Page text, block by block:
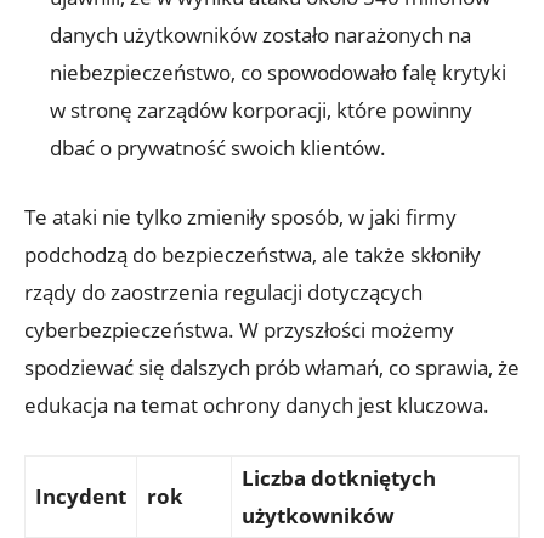
danych użytkowników zostało narażonych na
niebezpieczeństwo, co spowodowało​ falę krytyki
w ​stronę zarządów ⁣korporacji, które powinny
dbać o ⁤prywatność​ swoich klientów.
Te ataki ⁣nie tylko zmieniły ⁣sposób, w ⁤jaki ​firmy
podchodzą do bezpieczeństwa, ale także skłoniły
rządy⁤ do zaostrzenia regulacji dotyczących
cyberbezpieczeństwa. W przyszłości‍ możemy​
spodziewać się dalszych prób włamań,​ co sprawia, że
edukacja na temat‌ ochrony‍ danych jest kluczowa.
Incydent rok
Liczba dotkniętych⁢
użytkowników